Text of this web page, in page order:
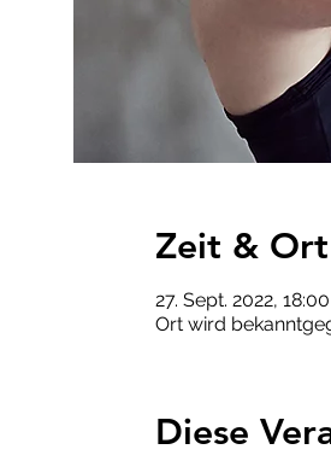
Zeit & Ort
27. Sept. 2022, 18:00
Ort wird
Diese